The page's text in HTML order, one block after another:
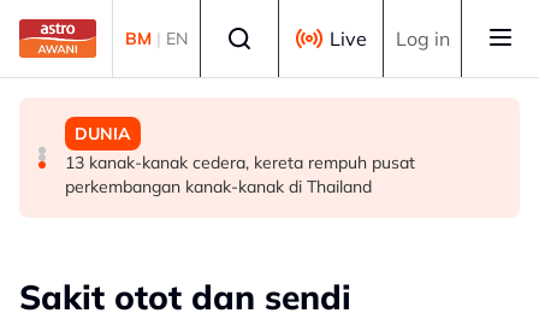
Skip to main content
BM | EN Live Log in
BISNES
Malaysia perlu perkukuh ekosistem pembiayaan bantu
syarikat tempatan berkembang -- Amir Hamzah
POLITIK
'Pas perlu fikir lebih mendalam jika letak Ahmad Zahid
calon 'poster boy' PRU16' - Aktivis
DUNIA
13 kanak-kanak cedera, kereta rempuh pusat
perkembangan kanak-kanak di Thailand
Sakit otot dan sendi